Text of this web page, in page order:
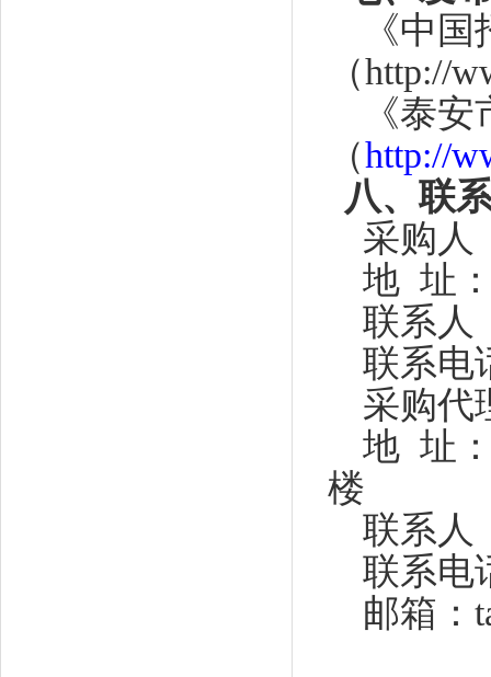
《中
（http://
《泰
（http://
八、联
采购人
地 址
联系人
联系电
采购代
地 址
楼
联系人
联系电
邮箱：